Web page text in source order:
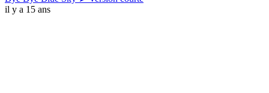
il y a 15 ans